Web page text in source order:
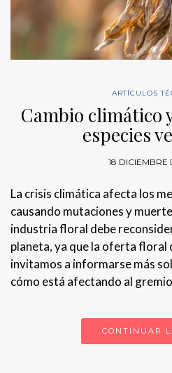
ARTÍCULOS
Cambio climático
especies
18 DICIEMBRE
La crisis climática afecta los
causando mutaciones y
industria floral debe
planeta, ya que la oferta floral
invitamos a informarse más
cómo está afectando al
CONTINUAR